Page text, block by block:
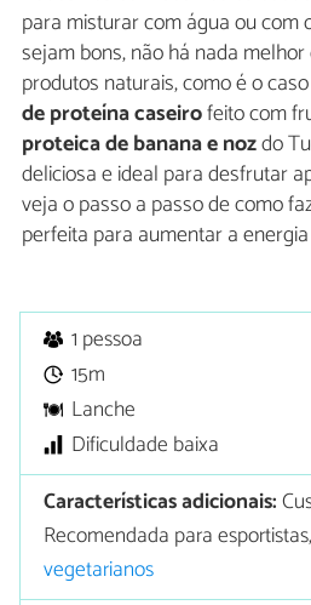
para misturar com água ou com
sejam bons, não há nada
produtos naturais, como é o
de proteínacaseirofeito com
proteica de banana e nozdo
deliciosa e ideal para desfrutar
veja o passo a passo de como
perfeita para aumentar a
1 pessoa
15m
Lanche
Dificuldade baixa
Características adicionais:
Recomendada para esportistas,
vegetarianos